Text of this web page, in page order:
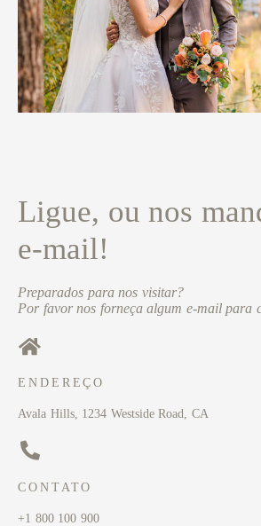
Ligue, ou nos
e-mail!
Preparados para nos visitar?
Por favor nos forneça algum e-mail para
ENDEREÇO
Avala Hills, 1234 Westside Road, CA
CONTATO
+1 800 100 900